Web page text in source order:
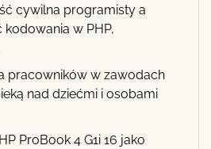
cywilna programisty a
kodowania w PHP,
pracowników w zawodach
nad dziećmi i osobami
ProBook 4 G1i 16 jako